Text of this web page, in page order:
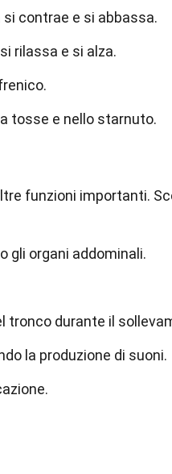
contrae e si abbassa.
rilassa e si alza.
tosse e nello starnuto.
funzioni importanti.
gli organi addominali.
tronco durante il
la produzione di suoni.